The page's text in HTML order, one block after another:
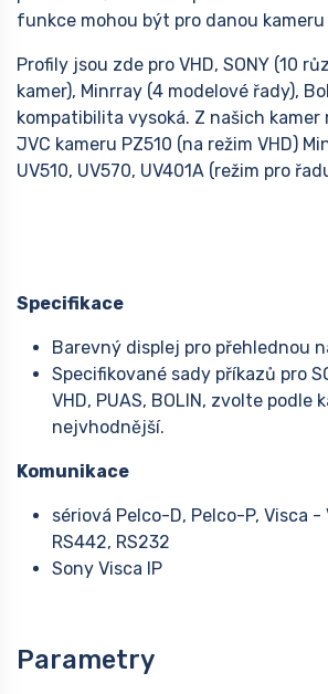
funkce mohou být pro danou kameru
Profily jsou zde pro VHD, SONY (10
kamer), Minrray (4 modelové řady),
kompatibilita vysoká. Z našich
JVC kameru PZ510 (na režim VHD)
UV510, UV570, UV401A (režim pro
Specifikace
Barevný displej pro přehlednou
Specifikované sady příkazů pro
VHD, PUAS, BOLIN, zvolte podle
nejvhodnější.
Komunikace
sériová Pelco-D, Pelco-P, Visca -
RS442, RS232
Sony Visca IP
Parametry